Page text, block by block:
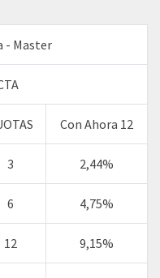
- Master
Con Ahora 12
3 2,44%
6 4,75%
12 9,15%